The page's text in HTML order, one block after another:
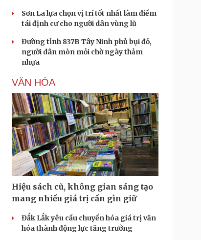
Sơn La lựa chọn vị trí tốt nhất làm điểm
tái định cư cho người dân vùng lũ
Đường tỉnh 837B Tây Ninh phủ bụi đỏ,
người dân mòn mỏi chờ ngày thảm
nhựa
VĂN HÓA
Hiệu sách cũ, không gian sáng tạo
mang nhiều giá trị cần gìn giữ
Đắk Lắk yêu cầu chuyển hóa giá trị văn
hóa thành động lực tăng trưởng